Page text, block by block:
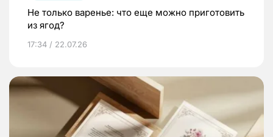
Не только варенье: что еще можно приготовить
из ягод?
17:34 / 22.07.26